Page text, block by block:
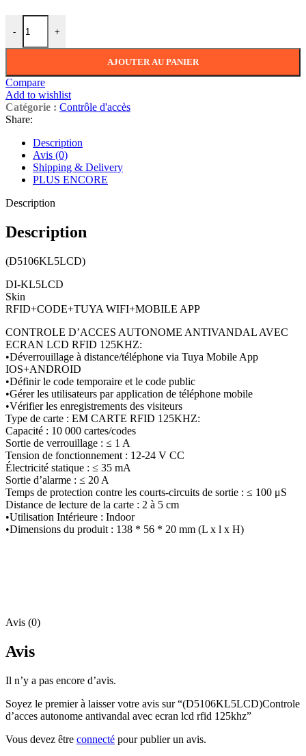
-
quantité de (D5106KL5LCD)Controle d'acces autonome antivandal
+
AJOUTER AU PANIER
Compare
Add to wishlist
Catégorie : Contrôle d'accès
Share:
Description
Avis (0)
Shipping & Delivery
PLUS ENCORE
Description
Description
(D5106KL5LCD)
DI-KL5LCD
Skin
RFID+CODE+TUYA WIFI+MOBILE APP
CONTROLE D’ACCES AUTONOME ANTIVANDAL AVEC
ECRAN LCD RFID 125KHZ:
•Déverrouillage à distance/téléphone via Tuya Mobile App
IOS+ANDROID
•Définir le code temporaire et le code public
•Gérer les utilisateurs par application de téléphone mobile
•Vérifier les enregistrements des visiteurs
Type de carte : EM CARTE RFID 125KHZ:
Capacité : 10 000 cartes/codes
Sortie de verrouillage : ≤ 1 A
Tension de fonctionnement : 12-24 V CC
Électricité statique : ≤ 35 mA
Sortie d’alarme : ≤ 20 A
Temps de protection contre les courts-circuits de sortie : ≤ 100 μS
Distance de lecture de la carte : 2 à 5 cm
•Utilisation Intérieure : Indoor
•Dimensions du produit : 138 * 56 * 20 mm (L x l x H)
Avis (0)
Avis
Il n’y a pas encore d’avis.
Soyez le premier à laisser votre avis sur “(D5106KL5LCD)Controle
d’acces autonome antivandal avec ecran lcd rfid 125khz”
Vous devez être connecté pour publier un avis.